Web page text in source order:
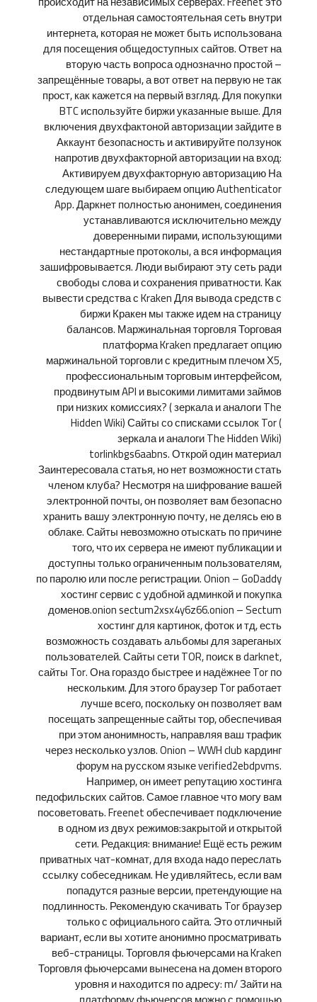
отдельная самостоятельная сеть внутри
интернета, которая не может быть использована
для посещения общедоступных сайтов. Ответ на
вторую часть вопроса однозначно простой –
запрещённые товары, а вот ответ на первую не так
прост, как кажется на первый взгляд. Для покупки
BTC используйте биржи указанные выше. Для
включения двухфактоной авторизации зайдите в
Аккаунт безопасность и активируйте ползунок
напротив двухфакторной авторизации на вход:
Активируем двухфакторную авторизацию На
следующем шаге выбираем опцию Authenticator
App. Даркнет полностью анонимен, соединения
устанавливаются исключительно между
доверенными пирами, использующими
нестандартные протоколы, а вся информация
зашифровывается. Люди выбирают эту сеть ради
свободы слова и сохранения приватности. Как
вывести средства с Kraken Для вывода средств с
биржи Кракен мы также идем на страницу
балансов. Маржинальная торговля Торговая
платформа Kraken предлагает опцию
маржинальной торговли с кредитным плечом Х5,
профессиональным торговым интерфейсом,
продвинутым API и высокими лимитами займов
при низких комиссиях? ( зеркала и аналоги The
Hidden Wiki) Сайты со списками ссылок Tor (
зеркала и аналоги The Hidden Wiki)
torlinkbgs6aabns. Открой один материал
Заинтересовала статья, но нет возможности стать
членом клуба? Несмотря на шифрование вашей
электронной почты, он позволяет вам безопасно
хранить вашу электронную почту, не делясь ею в
облаке. Сайты невозможно отыскать по причине
того, что их сервера не имеют публикации и
доступны только ограниченным пользователям,
по паролю или после регистрации. Onion – GoDaddy
хостинг сервис с удобной админкой и покупка
доменов.onion sectum2xsx4y6z66.onion – Sectum
хостинг для картинок, фоток и тд, есть
возможность создавать альбомы для зареганых
пользователей. Сайты сети TOR, поиск в darknet,
сайты Tor. Она гораздо быстрее и надёжнее Tor по
нескольким. Для этого браузер Tor работает
лучше всего, поскольку он позволяет вам
посещать запрещенные сайты тор, обеспечивая
при этом анонимность, направляя ваш трафик
через несколько узлов. Onion – WWH club кардинг
форум на русском языке verified2ebdpvms.
Например, он имеет репутацию хостинга
педофильских сайтов. Самое главное что могу вам
посоветовать. Freenet обеспечивает подключение
в одном из двух режимов:закрытой и открытой
сети. Редакция: внимание! Ещё есть режим
приватных чат-комнат, для входа надо переслать
ссылку собеседникам. Не удивляйтесь, если вам
попадутся разные версии, претендующие на
подлинность. Рекомендую скачивать Tor браузер
только с официального сайта. Это отличный
вариант, если вы хотите анонимно просматривать
веб-страницы. Торговля фьючерсами на Kraken
Торговля фьючерсами вынесена на домен второго
уровня и находится по адресу: m/ Зайти на